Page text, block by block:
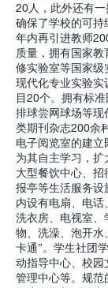
20人，此外还有
确保了学校的可持
年内再引进教师
质量，拥有国家
修实验室等国家级
现代化专业实验实
目20个。拥有标
排球尝网球场等现
类期刊杂志200余
电子阅览室的建
为其自主学习，
大型餐饮中心、招
报亭等生活服务设
内设有电扇、电话
洗衣房、电视室、
物、洗澡、泡开水
卡通”。学生社团
动指导中心、校园
管理中心等。规范